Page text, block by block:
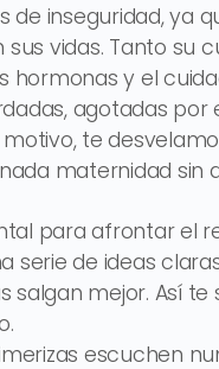
de inseguridad, ya
vidas. Tanto su
y el
agotadas por
te
maternidad sin
para afrontar el
serie de ideas
salgan mejor. Así te
escuchen